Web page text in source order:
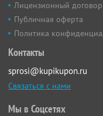
Лицензионный договор
Публичная оферта
Политика
Контакты
sprosi@kupikupon.ru
Связаться с нами
Мы в Соцсетях